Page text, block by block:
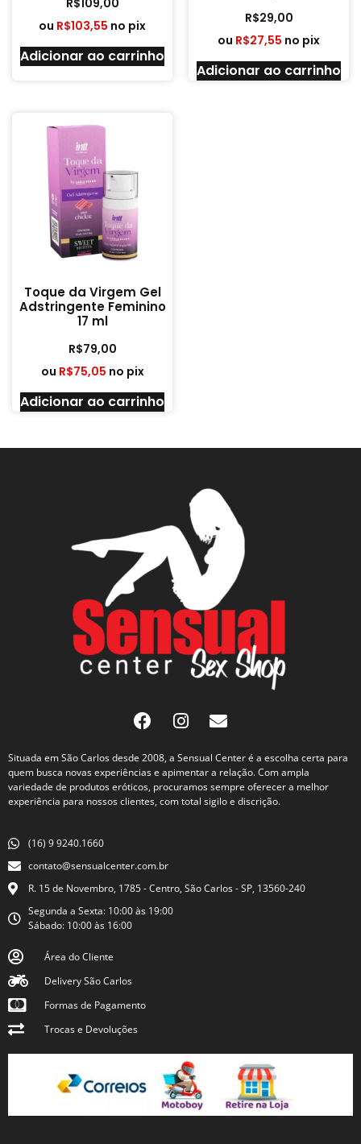
ou R$103,55 no pix
Adicionar ao carrinho
R$29,00
ou R$27,55 no pix
Adicionar ao carrinho
Toque da Virgem Gel
Adstringente Feminino
17 ml
R$79,00
ou R$75,05 no pix
Adicionar ao carrinho
Situada em São Carlos desde 2008, a Sensual Center é a escolha certa para
quem busca novas experiências e apimentar a relação. Com ampla
variedade de produtos eróticos, procuramos sempre oferecer a melhor
experiência para nossos clientes, com total sigilo e discrição.
(16) 9 9240.1660
contato@sensualcenter.com.br
R. 15 de Novembro, 1785 - Centro, São Carlos - SP, 13560-240
Segunda a Sexta: 10:00 às 19:00
Sábado: 10:00 às 16:00
Área do Cliente
Delivery São Carlos
Formas de Pagamento
Trocas e Devoluções